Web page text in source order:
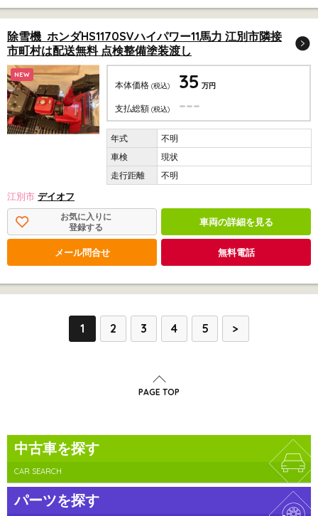
除雪機 ホンダHS1170SVハイパワー11馬力 江別市隣接
市町村は配送無料 点検整備塗装渡し
NEW
本体価格 (税込) 35 万円
支払総額 (税込) ---
不明
現状
不明
江別市 デイオフ
お気に入りに
登録する
車両の詳細を見る
メール問合せ 無料電話
1 2 3 4 5 >
PAGE TOP
中古車を探す
CAR SEARCH
パーツを探す